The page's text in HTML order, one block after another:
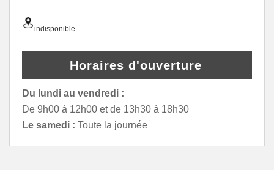
indisponible
Horaires d'ouverture
Du lundi au vendredi :
De 9h00 à 12h00 et de 13h30 à 18h30
Le samedi : Toute la journée